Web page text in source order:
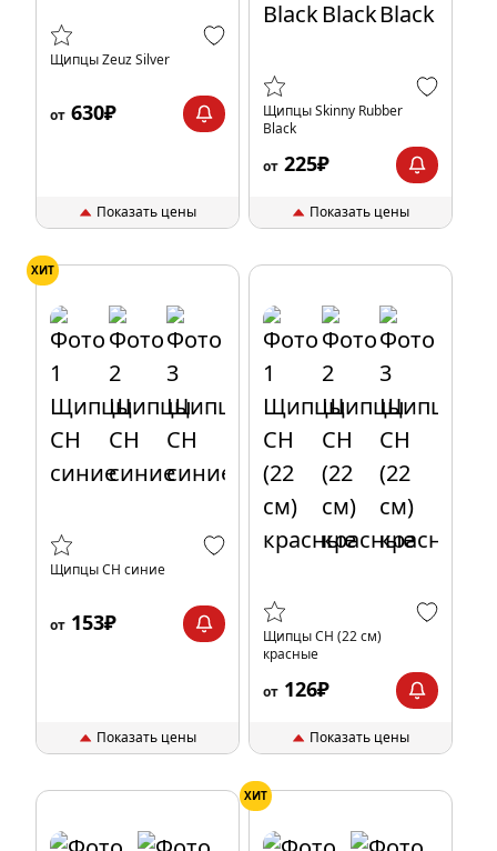
Щипцы Zeuz Silver
от 630₽
Показать цены
Щипцы Skinny Rubber
Black
от 225₽
Показать цены
ХИТ
Щипцы CH синие
от 153₽
Показать цены
Щипцы CH (22 см)
красные
от 126₽
Показать цены
ХИТ